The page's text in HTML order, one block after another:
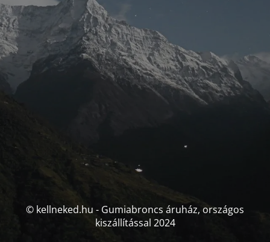
© kellneked.hu - Gumiabroncs áruház, országos
kiszállítással 2024